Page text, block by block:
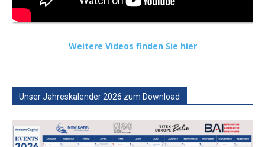
Weitere Videos finden Sie hier
Unser Jahreskalender 2026 zum Download